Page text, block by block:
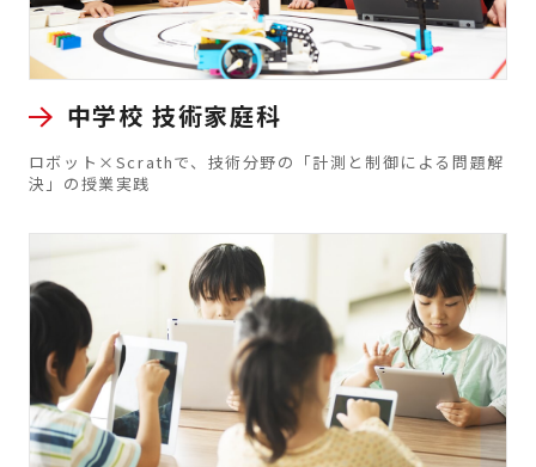
中学校 技術家庭科
ロボット×Scrathで、技術分野の「計測と制御による問題解
決」の授業実践